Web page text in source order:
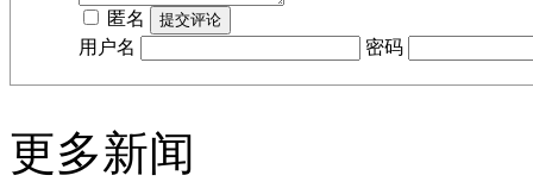
匿名
用户名
密码
更多新闻